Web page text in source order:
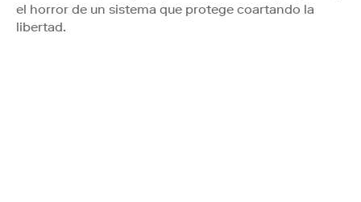
el horror de un sistema que protege coartando la
libertad.